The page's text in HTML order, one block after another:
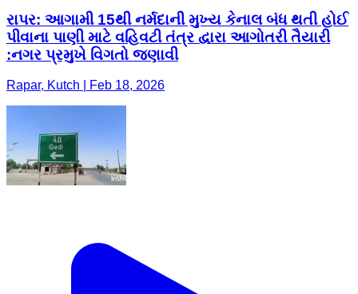
રાપર: આગામી 15થી નર્મદાની મુખ્ય કેનાલ બંધ થતી હોઈ
પીવાના પાણી માટે વહિવટી તંત્ર દ્વારા આગોતરી તૈયારી
:નગર પ્રમુખે વિગતો જણાવી
Rapar, Kutch | Feb 18, 2026